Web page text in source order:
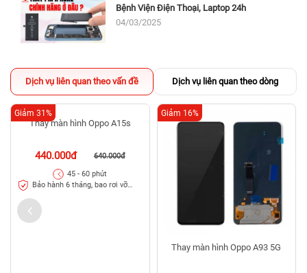
Bệnh Viện Điện Thoại, Laptop 24h
04/03/2025
Dịch vụ liên quan theo vấn đề Dịch vụ liên quan theo dòng
Giảm 31%
Thay màn hình Oppo A93 5G
Giảm 16%